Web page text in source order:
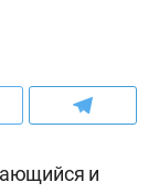
и